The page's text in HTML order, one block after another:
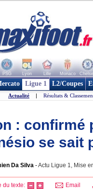
PSG Lyon Lille Monaco
Ligue 1 L2/Coupes
Actualité | Résultats &
: confirmé
se sait
Da Silva -Actu Ligue 1, Mise
du texte: Email